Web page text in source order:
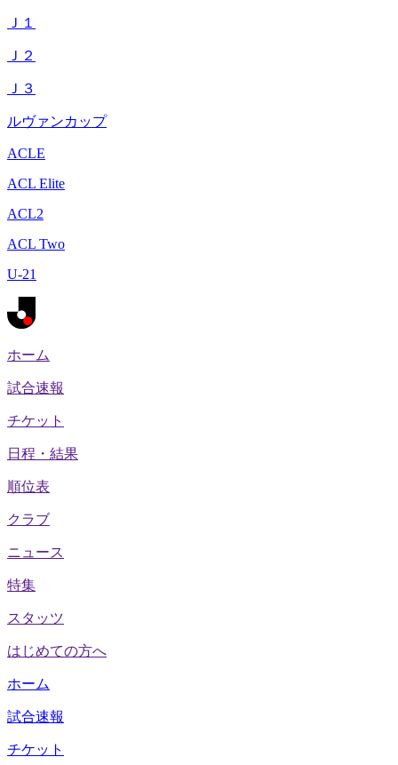
Ｊ１
Ｊ２
Ｊ３
ルヴァンカップ
ACLE
ACL Elite
ACL2
ACL Two
U-21
ホーム
試合速報
チケット
日程・結果
順位表
クラブ
ニュース
特集
スタッツ
はじめての方へ
ホーム
試合速報
チケット